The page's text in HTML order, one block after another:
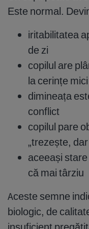
Este normal.
iritabilitatea
de zi
copilul are
la cerințe mici
dimineața
conflict
copilul pare
„trezește,
aceeași
că mai târziu
Aceste semne
biologic, de